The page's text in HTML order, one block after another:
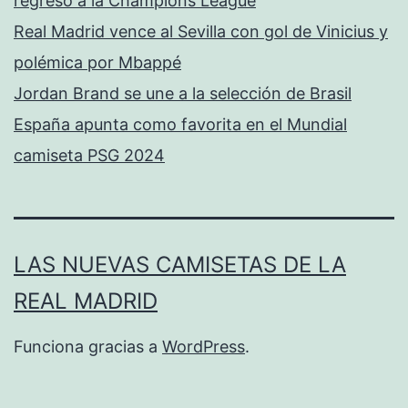
Real Madrid vence al Sevilla con gol de Vinicius y
polémica por Mbappé
Jordan Brand se une a la selección de Brasil
España apunta como favorita en el Mundial
camiseta PSG 2024
LAS NUEVAS CAMISETAS DE LA
REAL MADRID
Funciona gracias a WordPress.